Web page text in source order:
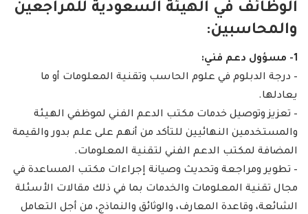
الوظائف في الهيئة السعودية للمراجعين
والمحاسبين:
1- مسؤول دعم فني:
– درجة الدبلوم في علوم الحاسب وتقنية المعلومات أو ما
يعادلها.
– تعزيز وتوصيل خدمات مكتب الدعم الفني لموظفي الهيئة
والمستخدمين النهائيين للتأكد من أنهم على علم بدور والقيمة
المضافة لمكتب الدعم الفني لتقنية المعلومات.
– تطوير ومراجعة وتحديث وصيانة إجراءات مكتب المساعدة في
مجال تقنية المعلومات والخدمات بما في ذلك مقالات الأسئلة
الشائعة، وقاعدة المعارف، والوثائق والنماذج، من أجل التعامل